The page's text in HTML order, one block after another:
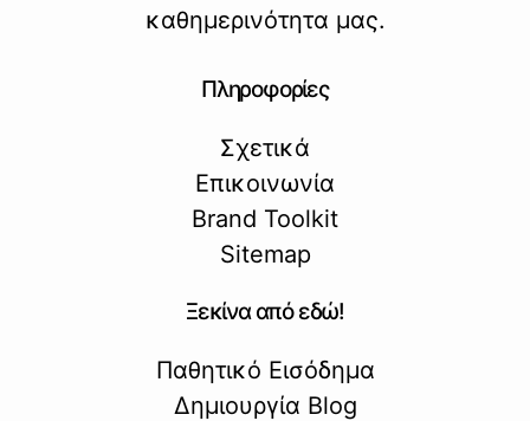
καθημερινότητα μας.
Πληροφορίες
Σχετικά
Επικοινωνία
Brand Toolkit
Sitemap
Ξεκίνα από εδώ!
Παθητικό Εισόδημα
Δημιουργία Blog